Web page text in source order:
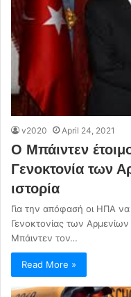
v2020 April 24, 2021
Ο Μπάιντεν
Γενοκτονία των
ιστορία
Για την απόφασή οι ΗΠΑ
Γενοκτονίας των
Μπάιντεν τον…
Read More »